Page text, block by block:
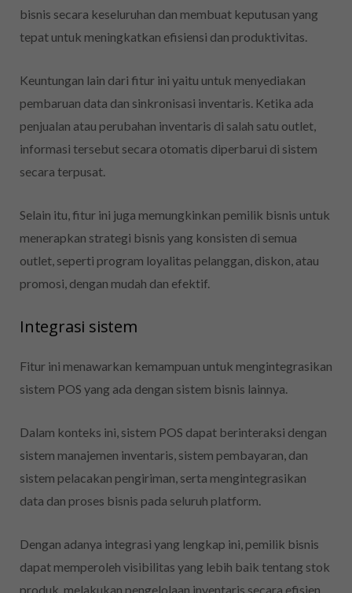
bisnis secara keseluruhan dan membuat keputusan yang
tepat untuk meningkatkan efisiensi dan produktivitas.
Keuntungan lain dari fitur ini yaitu untuk menyediakan
pembaruan data dan sinkronisasi inventaris. Ketika ada
penjualan atau perubahan inventaris di salah satu outlet,
informasi tersebut secara otomatis diperbarui di sistem
secara terpusat.
Selain itu, fitur ini juga memungkinkan pemilik bisnis untuk
menerapkan strategi bisnis yang konsisten di semua
outlet, seperti program loyalitas pelanggan, diskon, atau
promosi, dengan mudah dan efektif.
Integrasi sistem
Fitur ini menawarkan kemampuan untuk mengintegrasikan
sistem POS yang ada dengan sistem bisnis lainnya.
Dalam konteks ini, sistem POS dapat berinteraksi dengan
sistem manajemen inventaris, sistem pembayaran, dan
sistem pelacakan pengiriman, serta mengintegrasikan
data dan proses bisnis pada seluruh platform.
Dengan adanya integrasi yang lengkap ini, pemilik bisnis
dapat memperoleh visibilitas yang lebih baik tentang stok
produk, melakukan pengelolaan inventaris secara efisien,